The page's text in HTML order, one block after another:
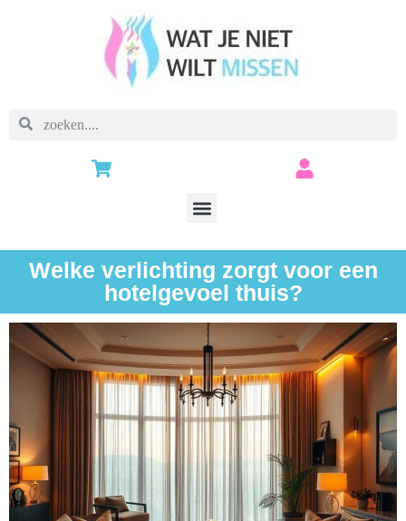
Welke verlichting zorgt voor een
hotelgevoel thuis?